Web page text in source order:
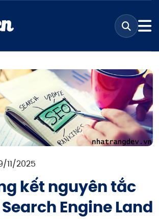
11/2025
kết nguyên tắc
Search Engine Land